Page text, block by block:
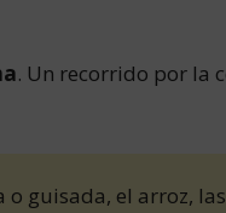
. Un recorrido por la
guisada, el arroz, las